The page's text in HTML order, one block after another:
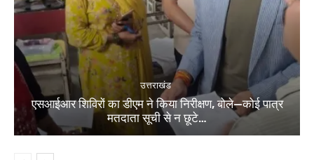
उत्तराखंड
एसआईआर शिविरों का डीएम ने किया निरीक्षण, बोले—कोई पात्र
मतदाता सूची से न छूटे…